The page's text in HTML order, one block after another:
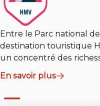
Entre le Parc national de
destination touristique
un concentré des
En savoir plus